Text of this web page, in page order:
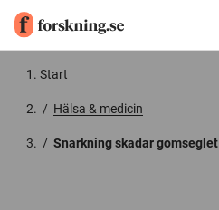
Start
/ Hälsa & medicin
/ Snarkning skadar gomseglet